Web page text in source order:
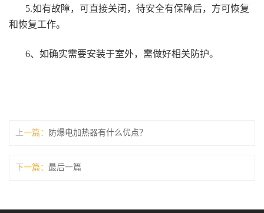
5.如有故障，可直接关闭，待安全有保障后，方可恢复
和恢复工作。
6、如确实需要安装于室外，需做好相关防护。
上一篇 防爆电加热器有什么优点？
下一篇 最后一篇